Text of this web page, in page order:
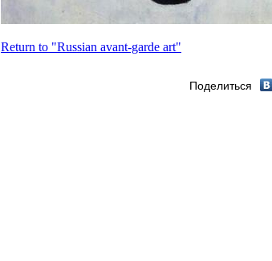
Return to "Russian avant-garde art"
Поделиться